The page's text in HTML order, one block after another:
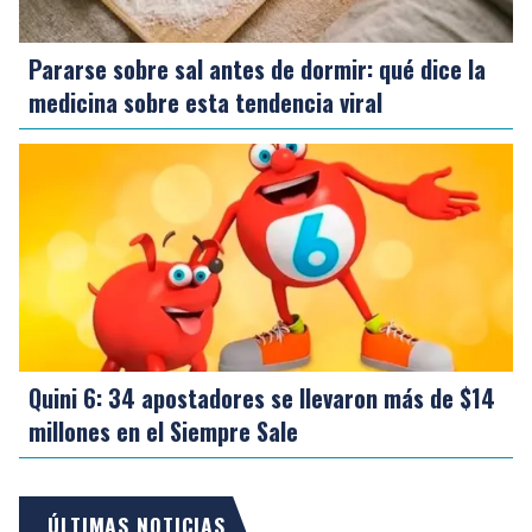
Pararse sobre sal antes de dormir: qué dice la
medicina sobre esta tendencia viral
Quini 6: 34 apostadores se llevaron más de $14
millones en el Siempre Sale
ÚLTIMAS NOTICIAS